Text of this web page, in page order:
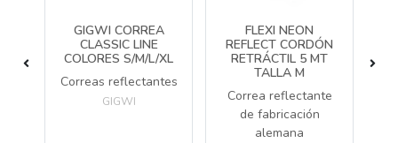
GIGWI CORREA
CLASSIC LINE
COLORES S/M/L/XL
Correas reflectantes
GIGWI
FLEXI NEON
REFLECT CORDÓN
RETRÁCTIL 5 MT
TALLA M
Correa reflectante
de fabricación
alemana